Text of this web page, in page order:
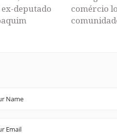
deputado
comércio